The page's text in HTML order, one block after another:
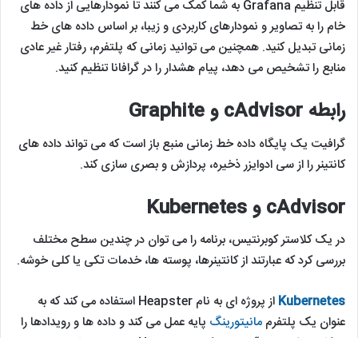
قابل تنظیم Grafana به شما کمک می ‌کنند تا نمودارهایی از داده های
خام را به تصاویر و نمودارهای کاربردی و زیبا، بر اساس داده‌ های خط
زمانی تبدیل کنید. همچنین می ‌توانید زمانی که پلتفرم، رفتار غیر عادی
منابع را تشخیص می ‌دهد، پیام هشدار را در گرافانا تنظیم کنید.
رابطه cAdvisor و Graphite
گرافیت یک پایگاه داده خط زمانی منبع باز است که می تواند داده های
کانتینر را از سی ادوایزر ذخیره، پردازش و بصری سازی کند.
cAdvisor و Kubernetes
در یک کلاستر کوبرنتیس، برنامه را می توان در چندین سطح مختلف
بررسی کرد که عبارتند از کانتینرها، پوسته ها، خدمات تکی یا کلی خوشه.
Kubernetes
از پروژه ای به نام Heapster استفاده می کند که به
عنوان یک پلتفرم مانیتورینگ پایه عمل می کند و داده‌ ها و رویدادها را